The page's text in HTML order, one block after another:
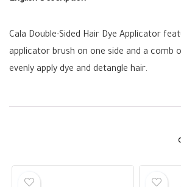
Cala Double-Sided Hair Dye Applicator
applicator brush on one side and a comb
evenly apply dye and detangle hair.